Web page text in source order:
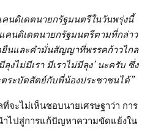
นดิเดตนายกรัฐมนตรีในวันพรุ่งนี้
นดิเดตนายกรัฐมนตรีตามที่กล่าว
นและคำมั่นสัญญาที่พรรคก้าวไกล
งไม่มีเรา มีเราไม่มีลุง’ นะครับ ซึ่ง
ระบัดสัตย์กับพี่น้องประชาชนได้”
จะไม่เห็นชอบนายเศรษฐาว่า การ
ไปสู่การแก้ปัญหาความขัดแย้งใน